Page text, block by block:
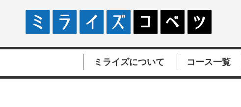
ミライズについて コース一覧